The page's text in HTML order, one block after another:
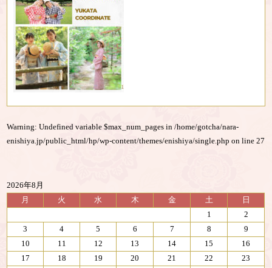
Warning: Undefined variable $max_num_pages in/home/gotcha/nara-
enishiya.jp/public_html/hp/wp-content/themes/enishiya/single.php on line27
2026年8月
月
火 水 木 金 土
日
1
2
3
4 5 6 7 8
9
10
11 12 13 14 15
16
17
18 19 20 21 22
23